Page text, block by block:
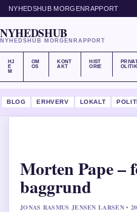
NYHEDSHUB MORGENRAPPORT
NYHEDSHUB
NYHEDSHUB MORGENRAPPORT
HJ
E
M
OM
OS
KONT
AKT
HIST
ORIE
OLITIK
BLOG ERHVERV LOKALT
Morten Pape –
baggrund
JONAS RASMUS JENSEN LARSEN •